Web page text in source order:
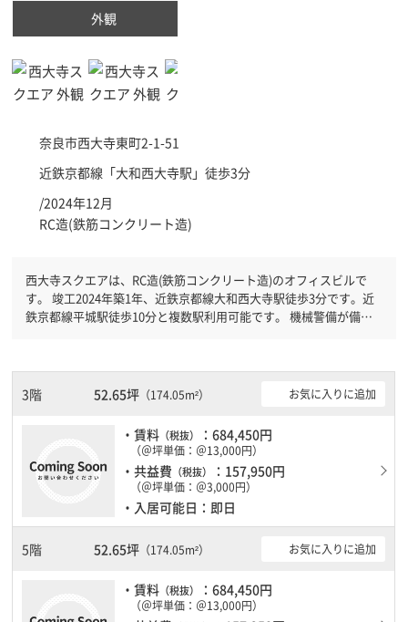
外観
奈良市西大寺東町2-1-51
近鉄京都線「大和西大寺駅 」徒歩3分
/2024年12月
RC造(鉄筋コンクリート造)
西大寺スクエアは、RC造(鉄筋コンクリート造)のオフィスビルで
す。 竣工2024年築1年、近鉄京都線大和西大寺駅徒歩3分です。近
鉄京都線平城駅徒歩10分と複数駅利用可能です。 機械警備が備わ
す。土日・祝日も利用可能になりますので自由に出入りが出来ま
す。１フロア１００坪以上ある大型ビルです。
3階 52.65坪 （174.05m²） お気に入りに追加
・賃料 （税抜） ：684,450円
（＠坪単価：＠13,000円）
・共益費 （税抜） ：157,950円
（＠坪単価：＠3,000円）
・入居可能日：即日
5階 52.65坪 （174.05m²） お気に入りに追加
・賃料 （税抜） ：684,450円
（＠坪単価：＠13,000円）